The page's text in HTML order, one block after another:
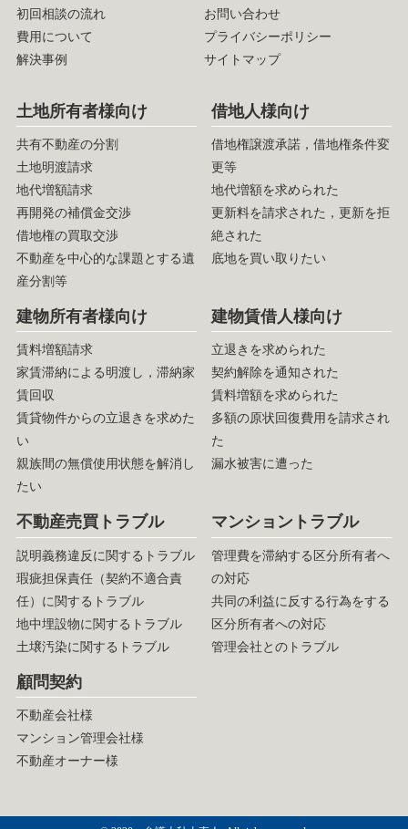
初回相談の流れ
費用について
解決事例
お問い合わせ
プライバシーポリシー
サイトマップ
土地所有者様向け
共有不動産の分割
土地明渡請求
地代増額請求
再開発の補償金交渉
借地権の買取交渉
不動産を中心的な課題とする遺
産分割等
借地人様向け
借地権譲渡承諾，借地権条件変
更等
地代増額を求められた
更新料を請求された，更新を拒
絶された
底地を買い取りたい
建物所有者様向け
賃料増額請求
家賃滞納による明渡し，滞納家
賃回収
賃貸物件からの立退きを求めた
い
親族間の無償使用状態を解消し
たい
建物賃借人様向け
立退きを求められた
契約解除を通知された
賃料増額を求められた
多額の原状回復費用を請求され
た
漏水被害に遭った
不動産売買トラブル
説明義務違反に関するトラブル
瑕疵担保責任（契約不適合責
任）に関するトラブル
地中埋設物に関するトラブル
土壌汚染に関するトラブル
マンショントラブル
管理費を滞納する区分所有者へ
の対応
共同の利益に反する行為をする
区分所有者への対応
管理会社とのトラブル
顧問契約
不動産会社様
マンション管理会社様
不動産オーナー様